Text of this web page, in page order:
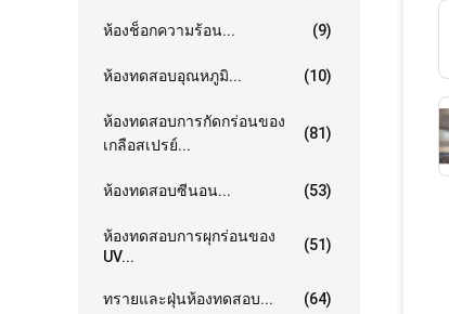
ห้องช็อกความร้อน... (9)
ห้องทดสอบอุณหภูมิ... (10)
ห้องทดสอบการกัดกร่อนของ
เกลือสเปรย์...
(81)
ห้องทดสอบซีนอน... (53)
ห้องทดสอบการผุกร่อนของ
UV...
(51)
ทรายและฝุ่นห้องทดสอบ... (64)